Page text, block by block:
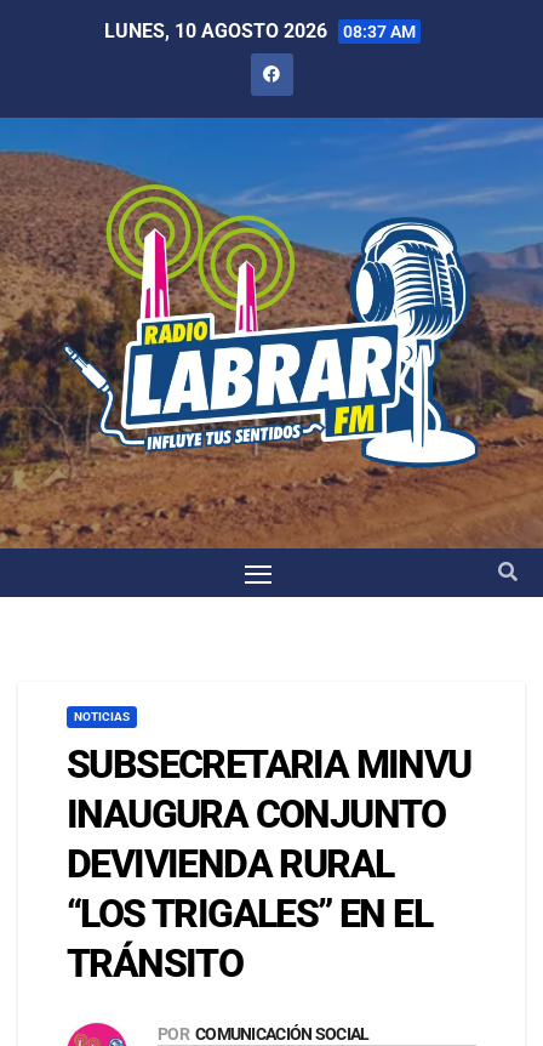
LUNES, 10 AGOSTO 2026 08:37 AM
NOTICIAS
SUBSECRETARIA MINVU
INAUGURA CONJUNTO
DEVIVIENDA RURAL
“LOS TRIGALES” EN EL
TRÁNSITO
POR COMUNICACIÓN SOCIAL